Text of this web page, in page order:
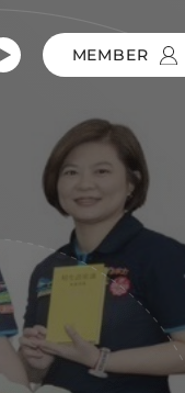
MEMBER